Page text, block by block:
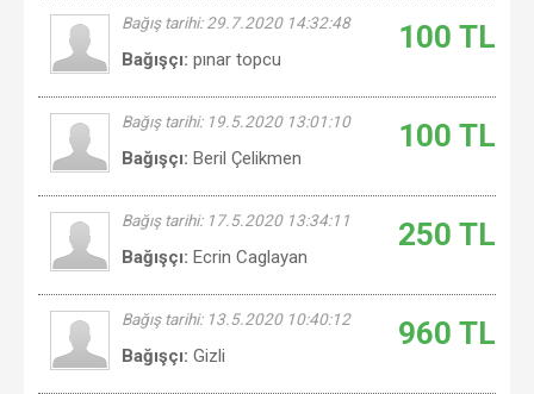
100 TL
Bağış tarihi: 29.7.2020 14:32:48
Bağışçı: pınar topcu
100 TL
Bağış tarihi: 19.5.2020 13:01:10
Bağışçı: Beril Çelikmen
250 TL
Bağış tarihi: 17.5.2020 13:34:11
Bağışçı: Ecrin Caglayan
960 TL
Bağış tarihi: 13.5.2020 10:40:12
Bağışçı: Gizli